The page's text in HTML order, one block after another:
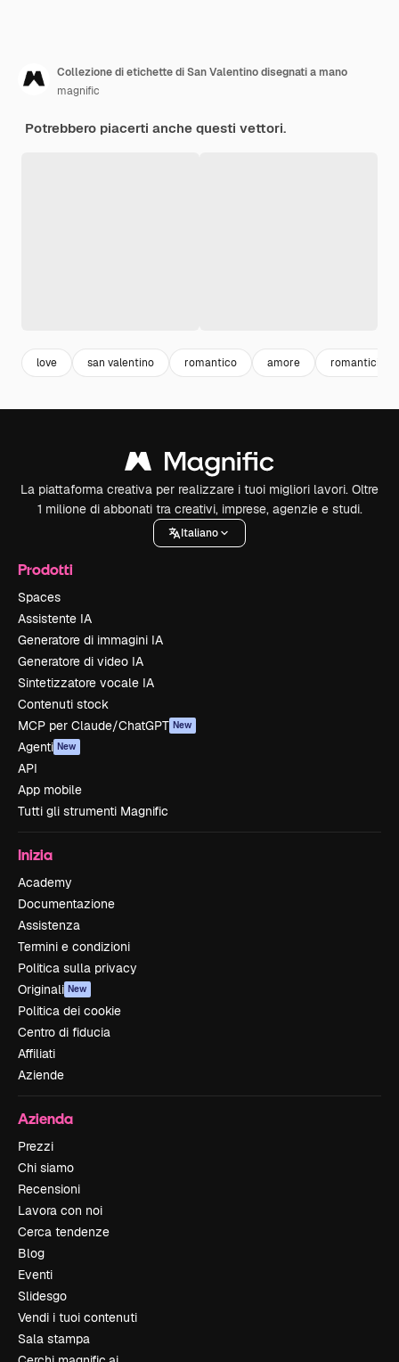
Collezione di etichette di San Valentino disegnati a mano
magnific
Potrebbero piacerti anche questi vettori.
love san valentino romantico amore
La piattaforma creativa per realizzare i tuoi migliori lavori. Oltre
1 milione di abbonati tra creativi, imprese, agenzie e studi.
Italiano
Prodotti
Spaces
Assistente IA
Generatore di immagini IA
Generatore di video IA
Sintetizzatore vocale IA
Contenuti stock
MCP per Claude/ChatGPT New
Agenti New
API
App mobile
Tutti gli strumenti Magnific
Inizia
Academy
Documentazione
Assistenza
Termini e condizioni
Politica sulla privacy
Originali New
Politica dei cookie
Centro di fiducia
Affiliati
Aziende
Azienda
Prezzi
Chi siamo
Recensioni
Lavora con noi
Cerca tendenze
Blog
Eventi
Slidesgo
Vendi i tuoi contenuti
Sala stampa